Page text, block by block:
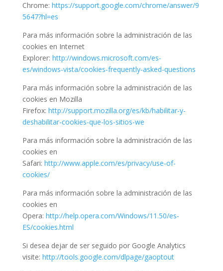
Chrome: https://support.google.com/chrome/answer/9
5647?hl=es
Para más información sobre la administración de las
cookies en Internet
Explorer: http://windows.microsoft.com/es-
es/windows-vista/cookies-frequently-asked-questions
Para más información sobre la administración de las
cookies en Mozilla
Firefox: http://support.mozilla.org/es/kb/habilitar-y-
deshabilitar-cookies-que-los-sitios-we
Para más información sobre la administración de las
cookies en
Safari: http://www.apple.com/es/privacy/use-of-
cookies/
Para más información sobre la administración de las
cookies en
Opera: http://help.opera.com/Windows/11.50/es-
ES/cookies.html
Si desea dejar de ser seguido por Google Analytics
visite: http://tools.google.com/dlpage/gaoptout